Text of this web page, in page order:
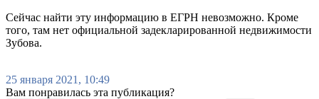
Сейчас найти эту информацию в ЕГРН невозможно. Кроме
того, там нет официальной задекларированной недвижимости
Зубова.
25 января 2021, 10:49
Вам понравилась эта публикация?